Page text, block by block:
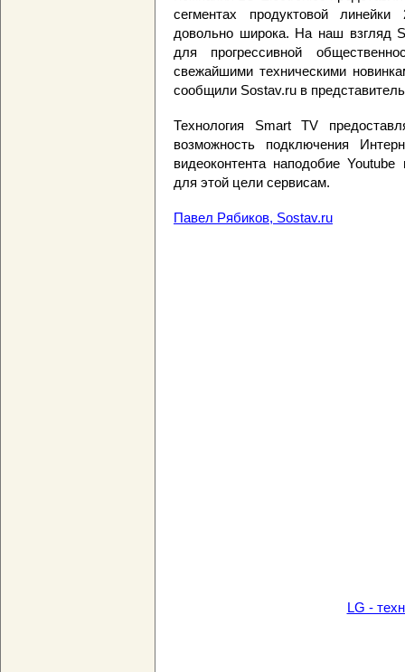
сегментах продуктовой
довольно широка. На наш взгляд
для прогрессивной
свежайшими техническими
сообщили Sostav.ru в
Технология Smart TV
возможность подключения
видеоконтента наподобие
для этой цели сервисам.
Павел Рябиков, Sostav.ru
LG -